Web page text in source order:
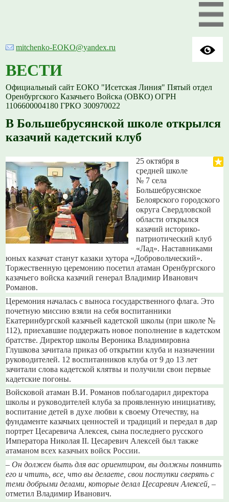
mitchenko-EOKO@yandex.ru
ВЕСТИ
Официальный сайт ЕОКО "Исетская Линия" Пятый отдел
Оренбургского Казачьего Войска (ОВКО) ОГРН
1106600004180 ГРКО 300970022
В Большебрусянской школе открылся
казачий кадетский клуб
25 октября в
средней школе
№ 7 села
Большебрусянское
Белоярского городского
округа Свердловской
области открылся
казачий историко-
патриотический клуб
«Лад». Наставниками
юных казачат станут казаки хутора «Добровольческий».
Торжественную церемонию посетил атаман Оренбургского
казачьего войска казачий генерал Владимир Иванович
Романов.
Церемония началась с выноса государственного флага. Это
почетную миссию взяли на себя воспитанники
Екатеринбургской казачьей кадетской школы (при школе №
112), приехавшие поддержать новое пополнение в кадетском
братстве. Директор школы Вероника Владимировна
Глушкова зачитала приказ об открытии клуба и назначении
руководителей. 12 воспитанников клуба от 9 до 13 лет
зачитали слова кадетской клятвы и получили свои первые
кадетские погоны.
Войсковой атаман В.И. Романов поблагодарил директора
школы и руководителей клуба за проявленную инициативу,
воспитание детей в духе любви к своему Отечеству, на
фундаменте казачьих ценностей и традиций и передал в дар
портрет Цесаревича Алексея, сына последнего русского
Императора Николая II. Цесаревич Алексей был также
атаманом всех казачьих войск России.
– Он должен быть для вас ориентиром, вы должны помнить
его и чтить, все, что вы делаете, свои поступки сверять с
теми добрыми делами, которые делал Цесаревич Алексей, –
отметил Владимир Иванович.